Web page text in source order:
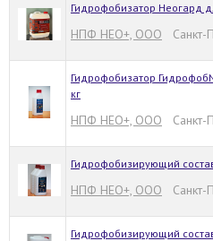
Гидрофобизатор Неогард
НПФ НЕО+, ООО Санкт-
Гидрофобизатор
кг
НПФ НЕО+, ООО Санкт-
Гидрофобизирующий
НПФ НЕО+, ООО Санкт-
Гидрофобизирующий